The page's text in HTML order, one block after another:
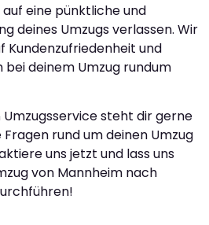
eine pünktliche und
deines Umzugs verlassen. Wir
Kundenzufriedenheit und
bei deinem Umzug rundum
Umzugsservice steht dir gerne
rund um deinen Umzug
uns jetzt und lass uns
von Mannheim nach